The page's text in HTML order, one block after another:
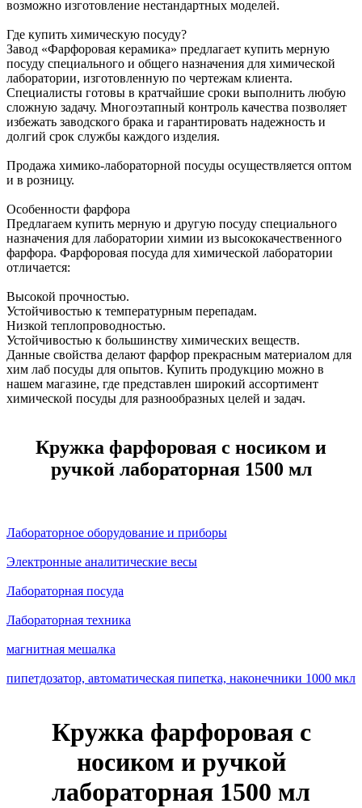
возможно изготовление нестандартных моделей.
Где купить химическую посуду?
Завод «Фарфоровая керамика» предлагает купить мерную
посуду специального и общего назначения для химической
лаборатории, изготовленную по чертежам клиента.
Специалисты готовы в кратчайшие сроки выполнить любую
сложную задачу. Многоэтапный контроль качества позволяет
избежать заводского брака и гарантировать надежность и
долгий срок службы каждого изделия.
Продажа химико-лабораторной посуды осуществляется оптом
и в розницу.
Особенности фарфора
Предлагаем купить мерную и другую посуду специального
назначения для лаборатории химии из высококачественного
фарфора. Фарфоровая посуда для химической лаборатории
отличается:
Высокой прочностью.
Устойчивостью к температурным перепадам.
Низкой теплопроводностью.
Устойчивостью к большинству химических веществ.
Данные свойства делают фарфор прекрасным материалом для
хим лаб посуды для опытов. Купить продукцию можно в
нашем магазине, где представлен широкий ассортимент
химической посуды для разнообразных целей и задач.
Кружка фарфоровая с носиком и
ручкой лабораторная 1500 мл
Лабораторное оборудование и приборы
Электронные аналитические весы
Лабораторная посуда
Лабораторная техника
магнитная мешалка
пипетдозатор, автоматическая пипетка, наконечники 1000 мкл
Кружка фарфоровая с
носиком и ручкой
лабораторная 1500 мл